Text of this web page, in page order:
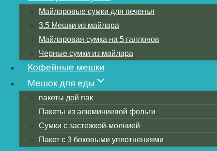
Майларовые сумки для печенья
3.5 Мешки из майлара
Майларовая сумка на 5 галлонов
Черные сумки из майлара
Кофейные мешки
Мешок для еды
пакеты дой пак
Пакеты из алюминиевой фольги
Сумки с застежкой-молнией
Пакет с 3 боковыми уплотнениями
ВАШИМ